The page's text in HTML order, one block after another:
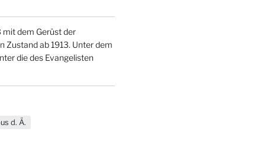
dem Gerüst der
Zustand ab 1913. Unter dem
die des Evangelisten
d. Ä.